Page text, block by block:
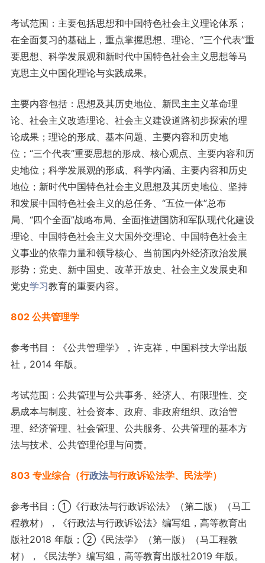
考试范围：主要包括思想和中国特色社会主义理论体系；
在全面复习的基础上，重点掌握思想、理论、“三个代表”重
要思想、科学发展观和新时代中国特色社会主义思想等马
克思主义中国化理论与实践成果。
主要内容包括：思想及其历史地位、新民主主义革命理
论、社会主义改造理论、社会主义建设道路初步探索的理
论成果；理论的形成、基本问题、主要内容和历史地
位；“三个代表”重要思想的形成、核心观点、主要内容和历
史地位；科学发展观的形成、科学内涵、主要内容和历史
地位；新时代中国特色社会主义思想及其历史地位、坚持
和发展中国特色社会主义的总任务、“五位一体”总布
局、“四个全面”战略布局、全面推进国防和军队现代化建设
理论、中国特色社会主义大国外交理论、中国特色社会主
义事业的依靠力量和领导核心、当前国内外经济政治发展
形势；党史、新中国史、改革开放史、社会主义发展史和
党史学习教育的重要内容。
802 公共管理学
参考书目：《公共管理学》，许克祥，中国科技大学出版
社，2014 年版。
考试范围：公共管理与公共事务、经济人、有限理性、交
易成本与制度、社会资本、政府、非政府组织、政治管
理、经济管理、社会管理、公共服务、公共管理的基本方
法与技术、公共管理伦理与问责。
803 专业综合（行政法与行政诉讼法学、民法学）
参考书目：①《行政法与行政诉讼法》（第二版）（马工
程教材），《行政法与行政诉讼法》编写组，高等教育出
版社2018 年版；②《民法学》（第一版）（马工程教
材），《民法学》编写组，高等教育出版社2019 年版。